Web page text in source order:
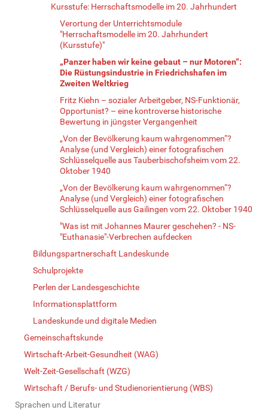
Kursstufe: Herrschaftsmodelle im 20. Jahrhundert
Verortung der Unterrichtsmodule
"Herrschaftsmodelle im 20. Jahrhundert
(Kursstufe)"
„Panzer haben wir keine gebaut – nur Motoren“:
Die Rüstungsindustrie in Friedrichshafen im
Zweiten Weltkrieg
Fritz Kiehn – sozialer Arbeitgeber, NS-Funktionär,
Opportunist? – eine kontroverse historische
Bewertung in jüngster Vergangenheit
„Von der Bevölkerung kaum wahrgenommen“?
Analyse (und Vergleich) einer fotografischen
Schlüsselquelle aus Tauberbischofsheim vom 22.
Oktober 1940
„Von der Bevölkerung kaum wahrgenommen“?
Analyse (und Vergleich) einer fotografischen
Schlüsselquelle aus Gailingen vom 22. Oktober 1940
"Was ist mit Johannes Maurer geschehen? - NS-
"Euthanasie"-Verbrechen aufdecken
Bildungspartnerschaft Landeskunde
Schulprojekte
Perlen der Landesgeschichte
Informationsplattform
Landeskunde und digitale Medien
Gemeinschaftskunde
Wirtschaft-Arbeit-Gesundheit (WAG)
Welt-Zeit-Gesellschaft (WZG)
Wirtschaft / Berufs- und Studienorientierung (WBS)
Sprachen und Literatur